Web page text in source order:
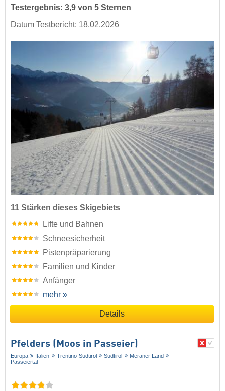
Testergebnis: 3,9 von 5 Sternen
Datum Testbericht: 18.02.2026
11 Stärken dieses Skigebiets
Lifte und Bahnen
Schneesicherheit
Pistenpräparierung
Familien und Kinder
Anfänger
mehr »
Details
Pfelders (Moos in Passeier)
Europa Italien Trentino-Südtirol Südtirol
Meraner Land
Passeiertal